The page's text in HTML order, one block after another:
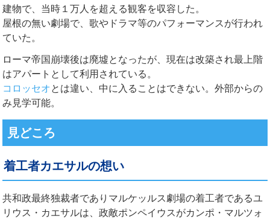
建物で、当時１万人を超える観客を収容した。
屋根の無い劇場で、歌やドラマ等のパフォーマンスが行われ
ていた。
ローマ帝国崩壊後は廃墟となったが、現在は改築され最上階
はアパートとして利用されている。
コロッセオ とは違い、中に入ることはできない。外部からの
み見学可能。
見どころ
着工者カエサルの想い
共和政最終独裁者でありマルケッルス劇場の着工者であるユ
リウス・カエサルは、政敵ポンペイウスがカンポ・マルツォ